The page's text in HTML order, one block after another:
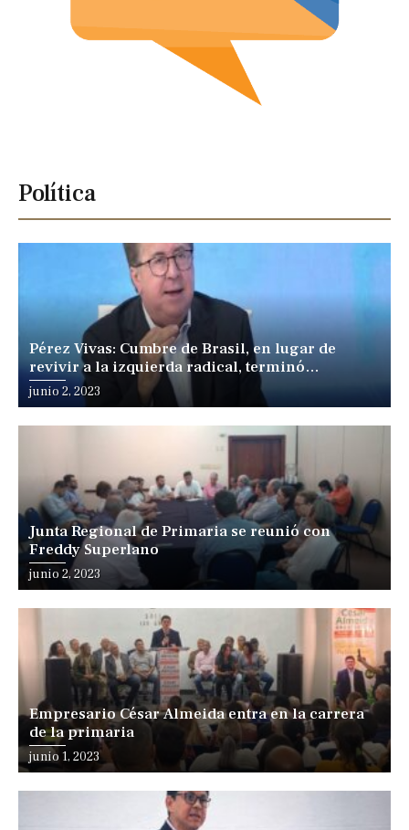
Política
Pérez Vivas: Cumbre de Brasil, en lugar de
revivir a la izquierda radical, terminó
fracturándola
junio 2, 2023
Junta Regional de Primaria se reunió con
Freddy Superlano
junio 2, 2023
Empresario César Almeida entra en la carrera
de la primaria
junio 1, 2023